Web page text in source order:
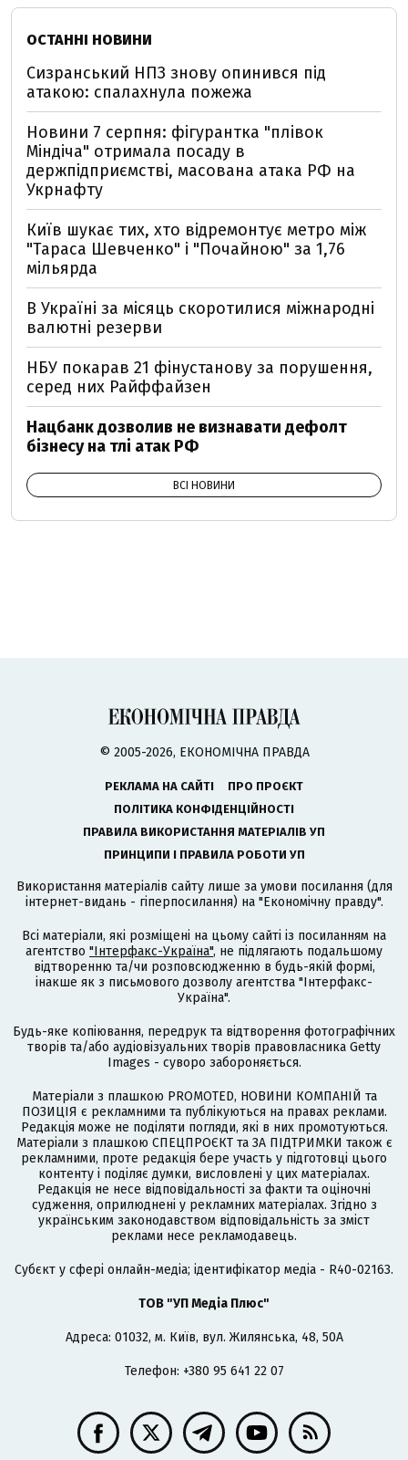
ОСТАННІ НОВИНИ
Сизранський НПЗ знову опинився під
атакою: спалахнула пожежа
Новини 7 серпня: фігурантка "плівок
Міндіча" отримала посаду в
держпідприємстві, масована атака РФ на
Укрнафту
Київ шукає тих, хто відремонтує метро між
"Тараса Шевченко" і "Почайною" за 1,76
мільярда
В Україні за місяць скоротилися міжнародні
валютні резерви
НБУ покарав 21 фінустанову за порушення,
серед них Райффайзен
Нацбанк дозволив не визнавати дефолт
бізнесу на тлі атак РФ
ВСІ НОВИНИ
© 2005-2026, ЕКОНОМІЧНА ПРАВДА
РЕКЛАМА НА САЙТІ
ПРО ПРОЄКТ
ПОЛІТИКА КОНФІДЕНЦІЙНОСТІ
ПРАВИЛА ВИКОРИСТАННЯ МАТЕРІАЛІВ УП
ПРИНЦИПИ І ПРАВИЛА РОБОТИ УП
Використання матеріалів сайту лише за умови посилання (для
інтернет-видань - гіперпосилання) на "Економічну правду".
Всі матеріали, які розміщені на цьому сайті із посиланням на
агентство "Інтерфакс-Україна", не підлягають подальшому
відтворенню та/чи розповсюдженню в будь-якій формі,
інакше як з письмового дозволу агентства "Інтерфакс-
Україна".
Будь-яке копіювання, передрук та відтворення фотографічних
творів та/або аудіовізуальних творів правовласника Getty
Images - суворо забороняється.
Матеріали з плашкою PROMOTED, НОВИНИ КОМПАНІЙ та
ПОЗИЦІЯ є рекламними та публікуються на правах реклами.
Редакція може не поділяти погляди, які в них промотуються.
Матеріали з плашкою СПЕЦПРОЄКТ та ЗА ПІДТРИМКИ також є
рекламними, проте редакція бере участь у підготовці цього
контенту і поділяє думки, висловлені у цих матеріалах.
Редакція не несе відповідальності за факти та оціночні
судження, оприлюднені у рекламних матеріалах. Згідно з
українським законодавством відповідальність за зміст
реклами несе рекламодавець.
Cубєкт у сфері онлайн-медіа; ідентифікатор медіа - R40-02163.
ТОВ "УП Медіа Плюс"
Адреса: 01032, м. Київ, вул. Жилянська, 48, 50А
Телефон: +380 95 641 22 07